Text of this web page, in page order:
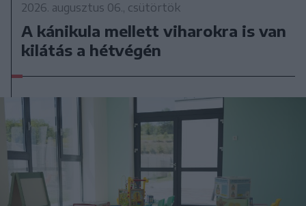
2026. augusztus 06., csütörtök
A kánikula mellett viharokra is van
kilátás a hétvégén